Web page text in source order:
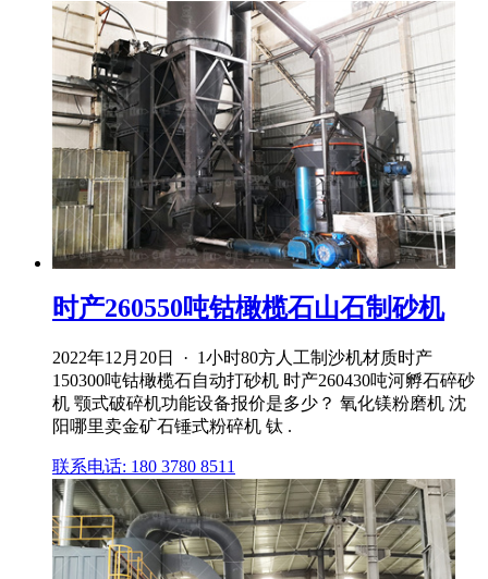
时产260550吨钴橄榄石山石制砂机
2022年12月20日 · 1小时80方人工制沙机材质时产
150300吨钴橄榄石自动打砂机 时产260430吨河孵石碎砂
机 颚式破碎机功能设备报价是多少？ 氧化镁粉磨机 沈
阳哪里卖金矿石锤式粉碎机 钛 .
联系电话: 180 3780 8511